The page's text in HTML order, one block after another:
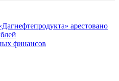
арестовано
финансов